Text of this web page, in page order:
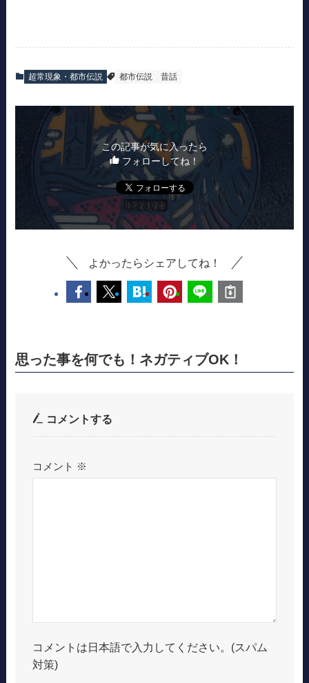
超常現象・都市伝説 都市伝説 昔話
この記事が気に入ったら
フォローしてね！
よかったらシェアしてね！
思った事を何でも！ネガティブOK！
コメントする
コメント ※
コメントは日本語で入力してください。(スパム
対策)